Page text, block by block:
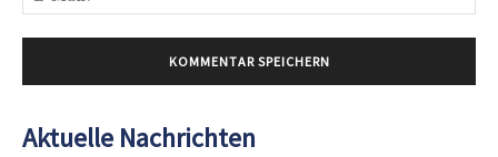
Aktuelle Nachrichten